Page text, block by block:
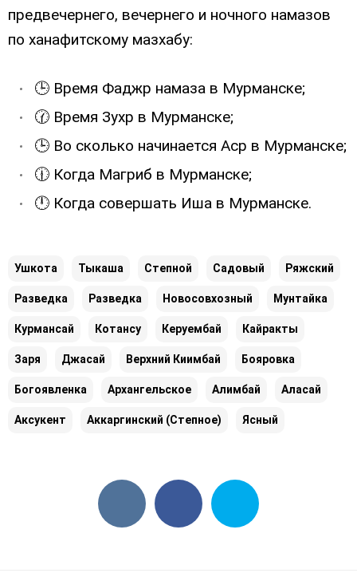
предвечернего, вечернего и ночного намазов
по ханафитскому мазхабу:
🕒 Время Фаджр намаза в Мурманске;
🕜 Время Зухр в Мурманске;
🕒 Во сколько начинается Аср в Мурманске;
🕧 Когда Магриб в Мурманске;
🕛 Когда совершать Иша в Мурманске.
Ушкота Тыкаша Степной Садовый Ряжский
Разведка Разведка Новосовхозный Мунтайка
Курмансай Котансу Керуембай Кайракты
Заря Джасай Верхний Киимбай Бояровка
Богоявленка Архангельское Алимбай Аласай
Аксукент Аккаргинский (Степное) Ясный